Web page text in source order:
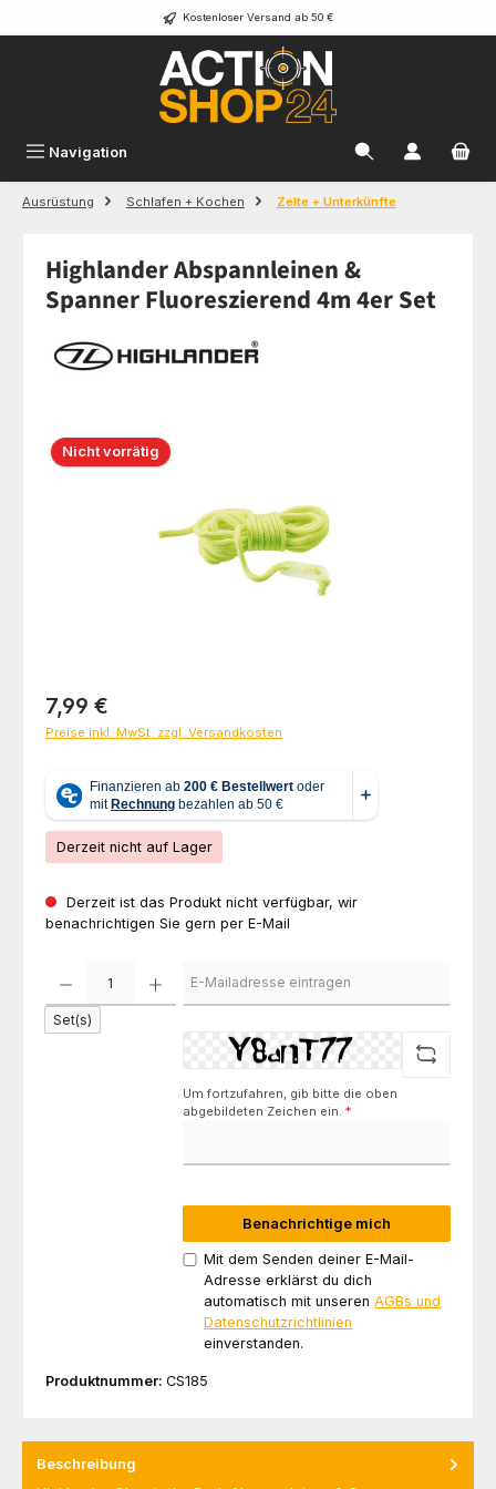
Zum Hauptinhalt springen Kostenloser Versand ab 50 €
Navigation
Ausrüstung Schlafen + Kochen Zelte + Unterkünfte
Highlander Abspannleinen &
Spanner Fluoreszierend 4m 4er Set
Bildergalerie überspringen
Nicht vorrätig
Regulärer Preis:
7,99 €
Preise inkl. MwSt. zzgl. Versandkosten
Derzeit nicht auf Lager
Derzeit ist das Produkt nicht verfügbar, wir
benachrichtigen Sie gern per E-Mail
Set(s)
Um fortzufahren, gib bitte die oben
abgebildeten Zeichen ein.*
Benachrichtige mich
Mit dem Senden deiner E-Mail-
Adresse erklärst du dich
automatisch mit unserenAGBs und
Datenschutzrichtlinien
einverstanden.
Produktnummer: CS185
Beschreibung